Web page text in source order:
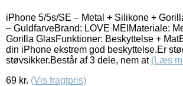
iPhone 5/5s/SE – Metal + Silikone +
– GuldfarveBrand: LOVE MEIMateriale:
Gorilla GlasFunktioner: Beskyttelse +
din iPhone ekstrem god beskyttelse.Er
støvsikker.Består af 3 dele, nem at (Læs
69 kr. (Vis fragtpris)